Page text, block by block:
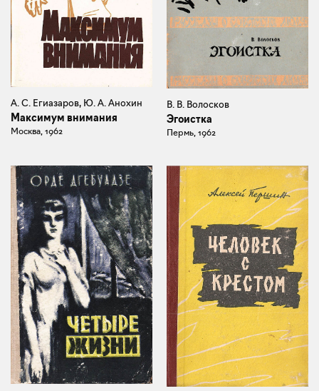
А. С. Егиазаров, Ю. А. Анохин
Максимум внимания
Москва, 1962
В. В. Волосков
Эгоистка
Пермь, 1962